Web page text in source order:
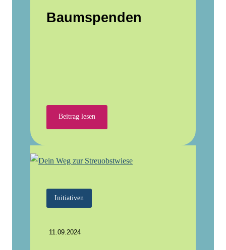
Baumspenden
Beitrag lesen
Initiativen
11.09.2024